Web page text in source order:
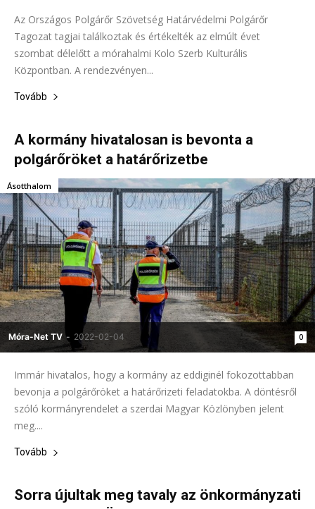
Az Országos Polgárőr Szövetség Határvédelmi Polgárőr
Tagozat tagjai találkoztak és értékelték az elmúlt évet
szombat délelőtt a mórahalmi Kolo Szerb Kulturális
Központban. A rendezvényen...
Tovább
A kormány hivatalosan is bevonta a
polgárőröket a határőrizetbe
Móra-Net TV - 2022-02-04 0
Ásotthalom
Immár hivatalos, hogy a kormány az eddiginél fokozottabban
bevonja a polgárőröket a határőrizeti feladatokba. A döntésről
szóló kormányrendelet a szerdai Magyar Közlönyben jelent
meg....
Tovább
Sorra újultak meg tavaly az önkormányzati